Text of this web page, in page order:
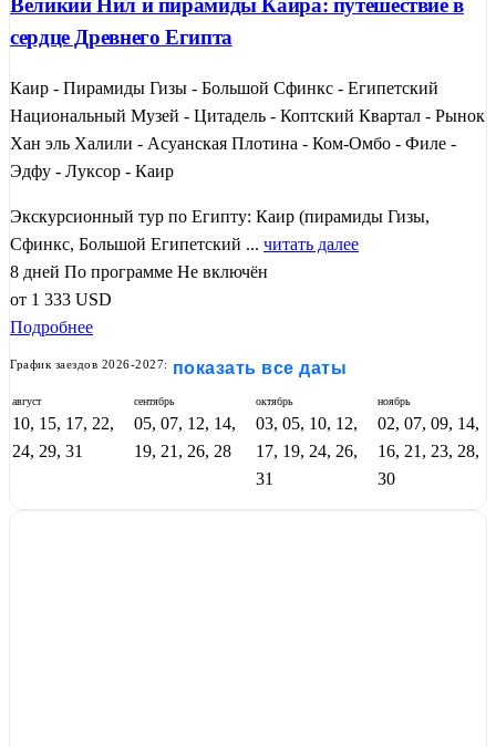
Великий Нил и пирамиды Каира: путешествие в
сердце Древнего Египта
Каир - Пирамиды Гизы - Большой Сфинкс - Египетский
Национальный Музей - Цитадель - Коптский Квартал - Рынок
Хан эль Халили - Асуанская Плотина - Ком-Омбо - Филе -
Эдфу - Луксор - Каир
Экскурсионный тур по Египту: Каир (пирамиды Гизы,
Сфинкс, Большой Египетский ... читать далее
8 дней По программе Не включён
от 1 333 USD
Подробнее
График заездов 2026-2027: показать все даты
август
10, 15, 17, 22,
24, 29, 31
сентябрь
05, 07, 12, 14,
19, 21, 26, 28
октябрь
03, 05, 10, 12,
17, 19, 24, 26,
31
ноябрь
02, 07, 09, 14,
16, 21, 23, 28,
30